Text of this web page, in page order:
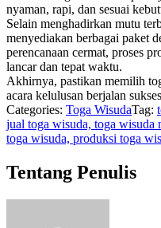
nyaman, rapi, dan sesuai
Selain menghadirkan mutu
menyediakan berbagai paket
perencanaan cermat, proses
lancar dan tepat waktu.
Akhirnya, pastikan memilih
acara kelulusan berjalan
Categories: Toga WisudaTag:
jual toga wisuda, toga wisuda
toga wisuda, produksi toga
Tentang Penulis